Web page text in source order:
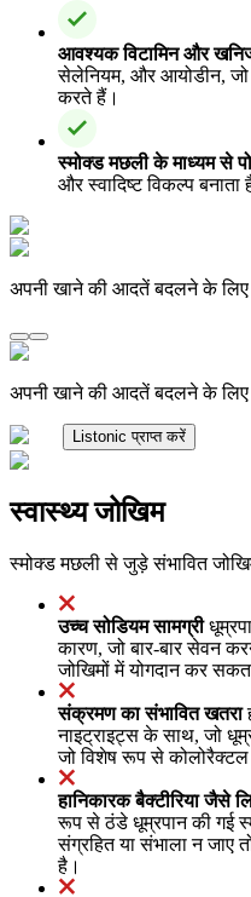
आवश्यक विटामिन और
सेलेनियम, और आयोडीन, जो
करते हैं।
स्मोक्ड मछली के माध्यम से
और स्वादिष्ट विकल्प बनाता
अपनी खाने की आदतें बदलने के लिए
अपनी खाने की आदतें बदलने के लिए
Listonic प्राप्त करें
स्वास्थ्य जोखिम
स्मोक्ड मछली से जुड़े संभावित
उच्च सोडियम सामग्री
कारण, जो बार-बार सेवन
जोखिमों में योगदान कर
संक्रमण का संभावित खतरा
नाइट्राइट्स के साथ, जो
जो विशेष रूप से
हानिकारक बैक्टीरिया जैसे
रूप से ठंडे धूम्रपान की गई
संग्रहित या संभाला न जाए
है।